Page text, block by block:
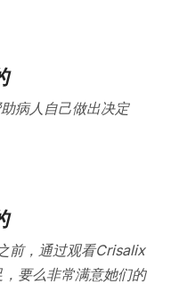
病人自己做出决定
前，通过观看Crisalix
要么非常满意她们的